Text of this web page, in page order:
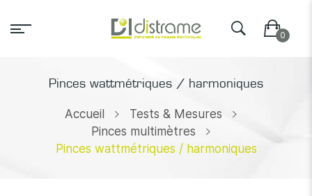
Pinces wattmétriques / harmoniques
Accueil
Tests & Mesures
Pinces multimètres
Pinces wattmétriques / harmoniques